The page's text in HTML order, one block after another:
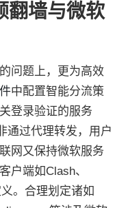
翻墙与微软
问题上，更为高效
中配置智能分流策
登录验证的服务
通过代理转发，用户
网又保持微软服务
户端如Clash、
。合理划定诸如